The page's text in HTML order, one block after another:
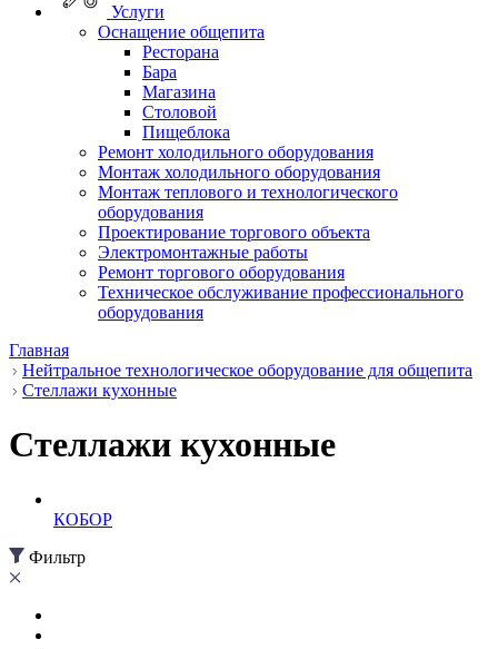
Услуги
Оснащение общепита
Ресторана
Бара
Магазина
Столовой
Пищеблока
Ремонт холодильного оборудования
Монтаж холодильного оборудования
Монтаж теплового и технологического
оборудования
Проектирование торгового объекта
Электромонтажные работы
Ремонт торгового оборудования
Техническое обслуживание профессионального
оборудования
Главная
Нейтральное технологическое оборудование для общепита
Стеллажи кухонные
Стеллажи кухонные
КОБОР
Фильтр